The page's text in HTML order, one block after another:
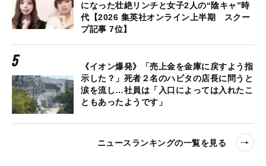
になった壮絶リンチと女子2人の“陰キャ”時
代【2026 集英社オンライン上半期 スクー
プ記事 7位】
《イオン爆発》「売上金を金庫に戻すよう指
示した？」死者２名のハビタの店長に問うと
涙を流し…社員は「入口によっては入れたこ
ともあったようです」
ニュースランキングの一覧を見る